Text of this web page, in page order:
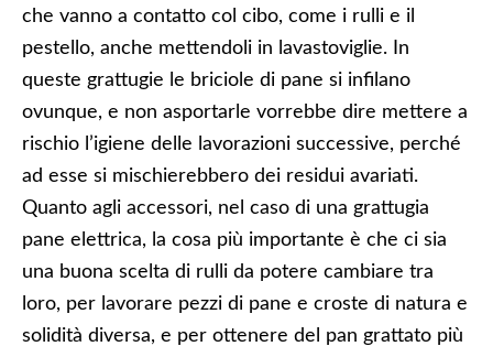
che vanno a contatto col cibo, come i rulli e il
pestello, anche mettendoli in lavastoviglie. In
queste grattugie le briciole di pane si infilano
ovunque, e non asportarle vorrebbe dire mettere a
rischio l’igiene delle lavorazioni successive, perché
ad esse si mischierebbero dei residui avariati.
Quanto agli accessori, nel caso di una grattugia
pane elettrica, la cosa più importante è che ci sia
una buona scelta di rulli da potere cambiare tra
loro, per lavorare pezzi di pane e croste di natura e
solidità diversa, e per ottenere del pan grattato più